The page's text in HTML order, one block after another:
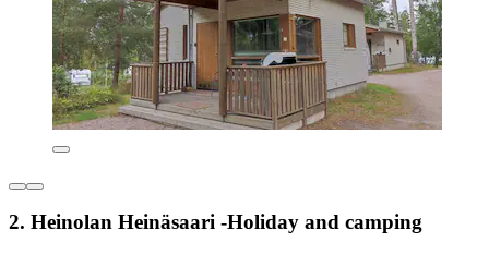
2. Heinolan Heinäsaari -Holiday and camping